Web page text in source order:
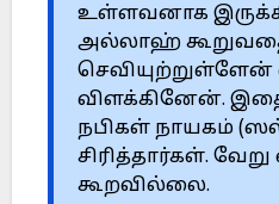
உள்ளவனாக
அல்லாஹ்
செவியுற்றுள்ளேன்
விளக்கினேன்.
நபிகள் நாயகம்
சிரித்தார்கள்.
கூறவில்லை.